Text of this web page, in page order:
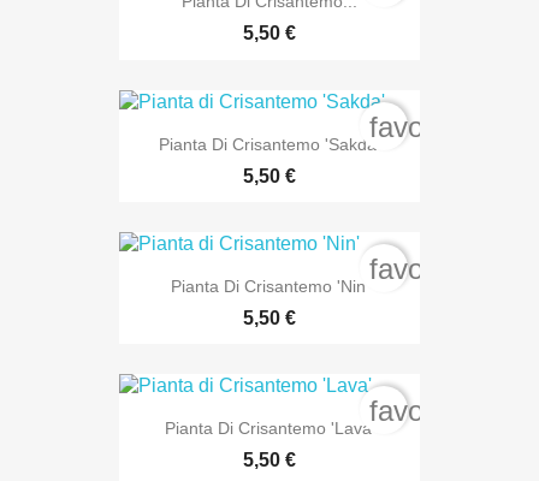
5,50 €
Pianta Di Crisantemo 'Sakda'
5,50 €
Pianta Di Crisantemo 'Nin'
5,50 €
Pianta Di Crisantemo 'Lava'
5,50 €